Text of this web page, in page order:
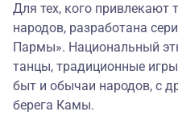
Для тех, кого привлекают
народов, разработана
Пармы». Национальный
танцы, традиционные
быт и обычаи народов, с
берега Камы.